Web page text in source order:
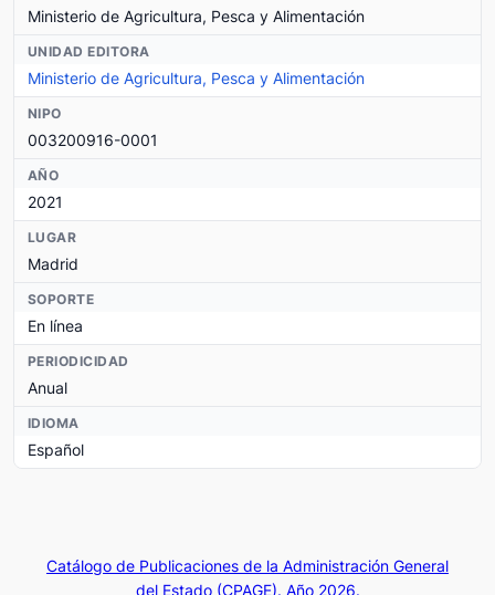
Ministerio de Agricultura, Pesca y Alimentación
UNIDAD EDITORA
Ministerio de Agricultura, Pesca y Alimentación
NIPO
003200916-0001
AÑO
2021
LUGAR
Madrid
SOPORTE
En línea
PERIODICIDAD
Anual
IDIOMA
Español
Catálogo de Publicaciones de la Administración General
del Estado (CPAGE). Año 2026.